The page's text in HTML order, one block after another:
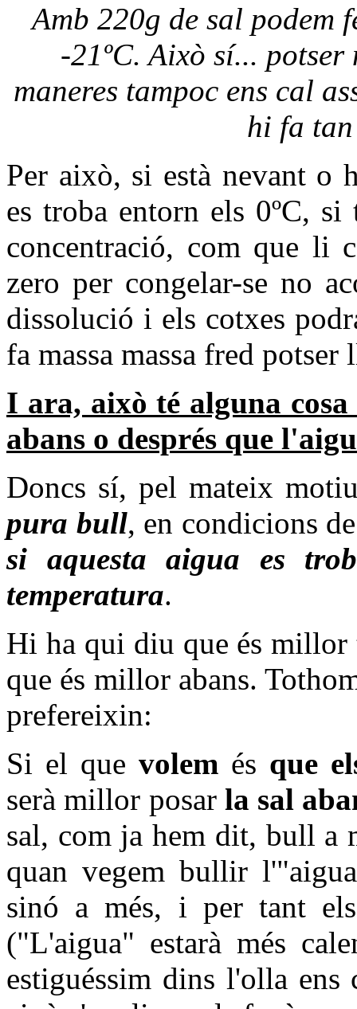
Amb 220g de sal podem
-21ºC. Això sí...
maneres tampoc ens cal
hi fa
Per això, si està nevant o
es troba entorn els 0ºC,
concentració, com que li
zero per congelar-se no
dissolució i els cotxes
fa massa massa fred
I ara, això té alguna
abans o després que
Doncs sí, pel mateix
pura bull, en condicions
si aquesta aigua es
temperatura.
Hi ha qui diu que és
que és millor abans.
prefereixin:
Si el que volem és que
serà millor posar la sal
sal, com ja hem dit, bull a
quan vegem bullir
sinó a més, i per tant
("L'aigua" estarà més
estiguéssim dins l'olla ens